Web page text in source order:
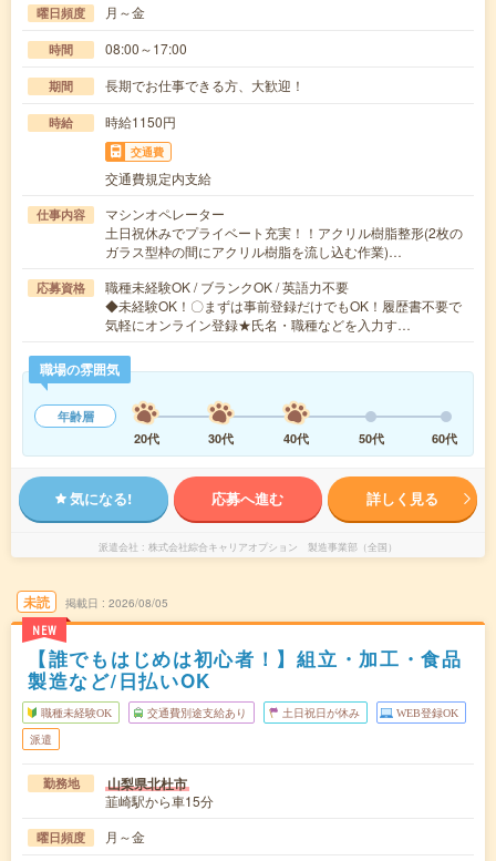
曜日頻度 月～金
時間 08:00～17:00
期間 長期でお仕事できる方、大歓迎！
時給 時給1150円
交通費
交通費規定内支給
仕事内容
マシンオペレーター
土日祝休みでプライベート充実！！アクリル樹脂整形(2枚の
ガラス型枠の間にアクリル樹脂を流し込む作業)…
応募資格
職種未経験OK / ブランクOK / 英語力不要
◆未経験OK！〇まずは事前登録だけでもOK！履歴書不要で
気軽にオンライン登録★氏名・職種などを入力す…
職場の雰囲気
年齢層
20代
30代 40代 50代 60代
気になる! 応募へ進む 詳しく見る
派遣会社 株式会社綜合キャリアオプション 製造事業部（全国）
未読
NEW
掲載日 2026/08/05
【誰でもはじめは初心者！】組立・加工・食品
製造など/日払いOK
職種未経験OK 交通費別途支給あり 土日祝日が休み WEB登録OK
派遣
勤務地 山梨県北杜市
韮崎駅から車15分
曜日頻度 月～金